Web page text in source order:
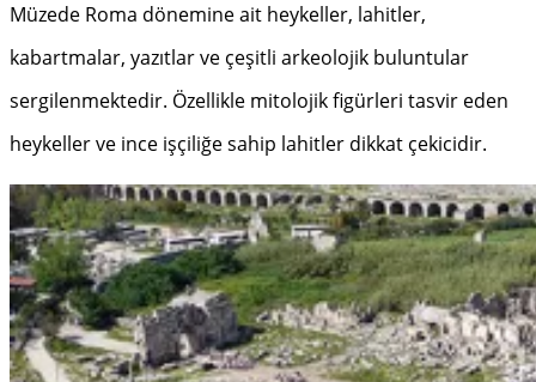
Müzede Roma dönemine ait heykeller, lahitler,
kabartmalar, yazıtlar ve çeşitli arkeolojik buluntular
sergilenmektedir. Özellikle mitolojik figürleri tasvir eden
heykeller ve ince işçiliğe sahip lahitler dikkat çekicidir.